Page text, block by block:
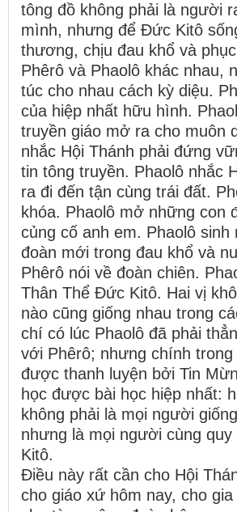
tông đồ không phải là người
mình, nhưng để Đức Kitô
thương, chịu đau khổ và
Phêrô và Phaolô khác nhau,
túc cho nhau cách kỳ diệu.
của hiệp nhất hữu hình.
truyền giáo mở ra cho muôn
nhắc Hội Thánh phải đứng
tin tông truyền. Phaolô nhắc
ra đi đến tận cùng trái đất.
khóa. Phaolô mở những con
củng cố anh em. Phaolô sinh
đoàn mới trong đau khổ và
Phêrô nói về đoàn chiên.
Thân Thể Đức Kitô. Hai vị
nào cũng giống nhau trong
chí có lúc Phaolô đã phải
với Phêrô; nhưng chính
được thanh luyện bởi Tin
học được bài học hiệp nhất:
không phải là mọi người
nhưng là mọi người cùng
Kitô.
Điều này rất cần cho Hội
cho giáo xứ hôm nay, cho